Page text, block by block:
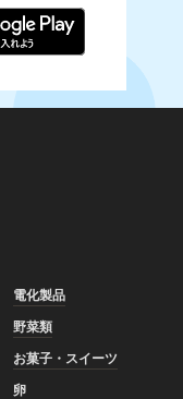
電化製品
野菜類
お菓子・スイーツ
卵